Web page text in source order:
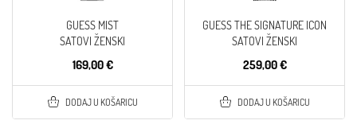
GUESS MIST
SATOVI ŽENSKI
169,00 €
DODAJ U KOŠARICU
GUESS THE SIGNATURE ICON
SATOVI ŽENSKI
259,00 €
DODAJ U KOŠARICU